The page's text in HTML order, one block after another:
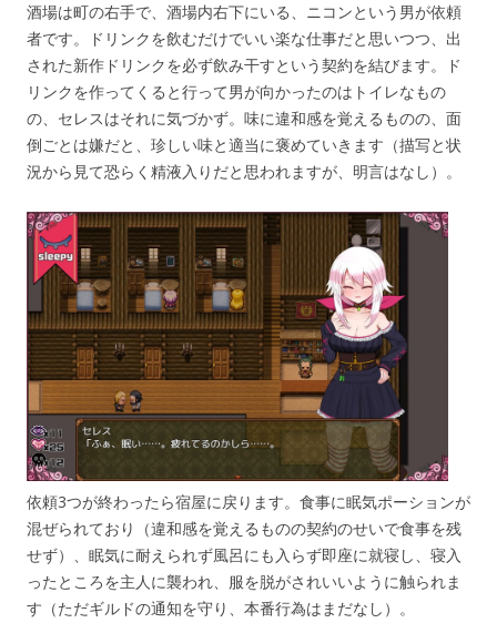
酒場は町の右手で、酒場内右下にいる、ニコンという男が依頼
者です。ドリンクを飲むだけでいい楽な仕事だと思いつつ、出
された新作ドリンクを必ず飲み干すという契約を結びます。ド
リンクを作ってくると行って男が向かったのはトイレなもの
の、セレスはそれに気づかず。味に違和感を覚えるものの、面
倒ごとは嫌だと、珍しい味と適当に褒めていきます（描写と状
況から見て恐らく精液入りだと思われますが、明言はなし）。
依頼3つが終わったら宿屋に戻ります。食事に眠気ポーションが
混ぜられており（違和感を覚えるものの契約のせいで食事を残
せず）、眠気に耐えられず風呂にも入らず即座に就寝し、寝入
ったところを主人に襲われ、服を脱がされいいように触られま
す（ただギルドの通知を守り、本番行為はまだなし）。